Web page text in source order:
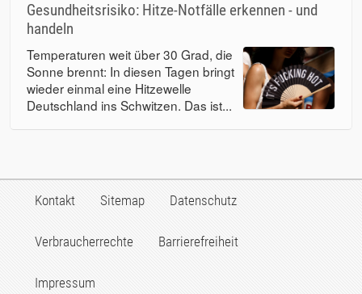
Gesundheitsrisiko: Hitze-Notfälle erkennen - und
handeln
Temperaturen weit über 30 Grad, die
Sonne brennt: In diesen Tagen bringt
wieder einmal eine Hitzewelle
Deutschland ins Schwitzen. Das ist...
Kontakt Sitemap Datenschutz
Verbraucherrechte Barrierefreiheit
Impressum